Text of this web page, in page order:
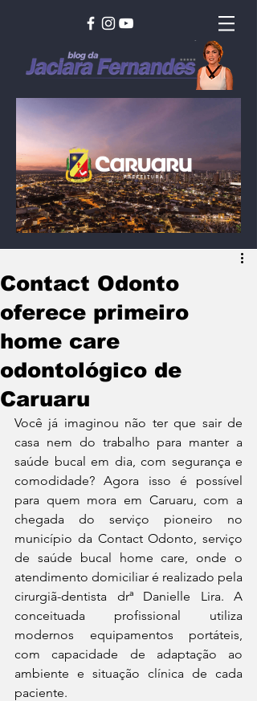
Contact Odonto
oferece primeiro
home care
odontológico de
Caruaru
Você já imaginou não ter que sair de
casa nem do trabalho para manter a
saúde bucal em dia, com segurança e
comodidade? Agora isso é possível
para quem mora em Caruaru, com a
chegada do serviço pioneiro no
município da Contact Odonto, serviço
de saúde bucal home care, onde o
atendimento domiciliar é realizado pela
cirurgiã-dentista drª Danielle Lira. A
conceituada profissional utiliza
modernos equipamentos portáteis,
com capacidade de adaptação ao
ambiente e situação clínica de cada
paciente.